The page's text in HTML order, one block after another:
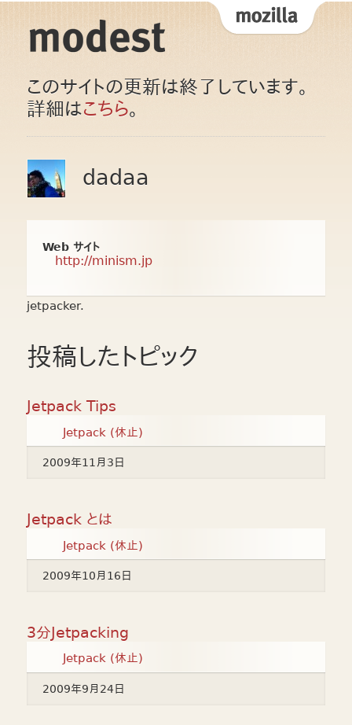
このサイトの更新は終了しています。
詳細はこちら。
dadaa
Web サイト
http://minism.jp
jetpacker.
投稿したトピック
Jetpack Tips
Jetpack (休止)
2009年11月3日
Jetpack とは
Jetpack (休止)
2009年10月16日
3分Jetpacking
Jetpack (休止)
2009年9月24日